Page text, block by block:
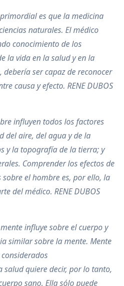
es que la medicina
naturales. El médico
conocimiento de los
la vida en la salud y en la
debería ser capaz de reconocer
causa y efecto. RENE DUBOS
influyen todos los factores
del aire, del agua y de la
y la topografía de la tierra; y
Comprender los efectos de
el hombre es, por ello, la
del médico. RENE DUBOS
influye sobre el cuerpo y
similar sobre la mente. Mente
salud quiere decir, por lo tanto,
sano. Ella sólo puede